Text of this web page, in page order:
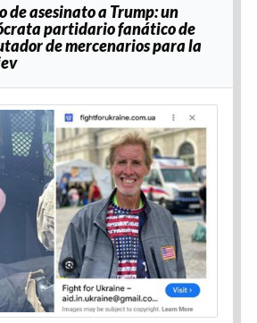
de asesinato a Trump: un
partidario fanático de
de mercenarios para la